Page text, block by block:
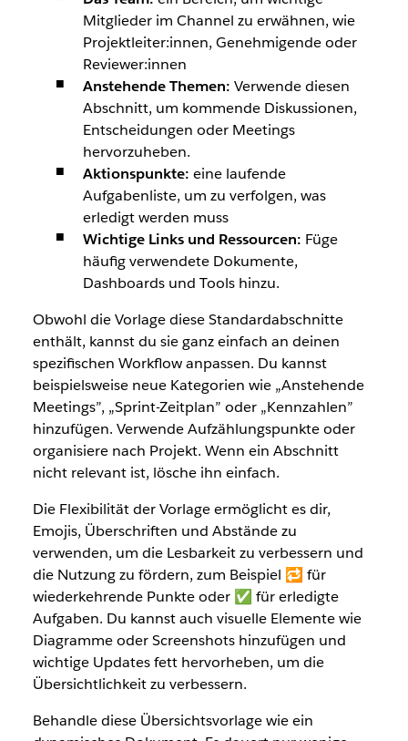
Mitglieder im Channel zu erwähnen, wie
Projektleiter:innen, Genehmigende oder
Reviewer:innen
Anstehende Themen: Verwende diesen
Abschnitt, um kommende Diskussionen,
Entscheidungen oder Meetings
hervorzuheben.
Aktionspunkte: eine laufende
Aufgabenliste, um zu verfolgen, was
erledigt werden muss
Wichtige Links und Ressourcen: Füge
häufig verwendete Dokumente,
Dashboards und Tools hinzu.
Obwohl die Vorlage diese Standardabschnitte
enthält, kannst du sie ganz einfach an deinen
spezifischen Workflow anpassen. Du kannst
beispielsweise neue Kategorien wie „Anstehende
Meetings”, „Sprint-Zeitplan” oder „Kennzahlen”
hinzufügen. Verwende Aufzählungspunkte oder
organisiere nach Projekt. Wenn ein Abschnitt
nicht relevant ist, lösche ihn einfach.
Die Flexibilität der Vorlage ermöglicht es dir,
Emojis, Überschriften und Abstände zu
verwenden, um die Lesbarkeit zu verbessern und
die Nutzung zu fördern, zum Beispiel 🔁 für
wiederkehrende Punkte oder ✅ für erledigte
Aufgaben. Du kannst auch visuelle Elemente wie
Diagramme oder Screenshots hinzufügen und
wichtige Updates fett hervorheben, um die
Übersichtlichkeit zu verbessern.
Behandle diese Übersichtsvorlage wie ein